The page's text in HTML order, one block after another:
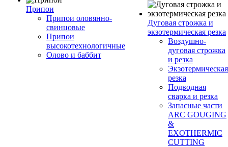
Припои
Припои оловянно-
свинцовые
Припои
высокотехнологичные
Олово и баббит
Дуговая строжка и
экзотермическая резка
Воздушно-
дуговая строжка
и резка
Экзотермическая
резка
Подводная
сварка и резка
Запасные части
ARC GOUGING
&
EXOTHERMIC
CUTTING